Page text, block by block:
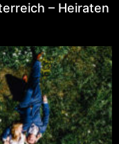
– Heiraten